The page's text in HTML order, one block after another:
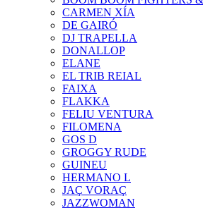
CARMEN XÍA
DE GAIRÓ
DJ TRAPELLA
DONALLOP
ELANE
EL TRIB REIAL
FAIXA
FLAKKA
FELIU VENTURA
FILOMENA
GOS D
GROGGY RUDE
GUINEU
HERMANO L
JAÇ VORAÇ
JAZZWOMAN